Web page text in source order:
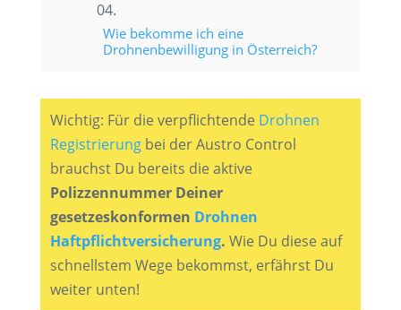
Wie bekomme ich eine
Drohnenbewilligung in Österreich?
Wichtig: Für die verpflichtende Drohnen
Registrierungbei der Austro Control
brauchst Du bereits die aktive
Polizzennummer Deiner
gesetzeskonformen Drohnen
Haftpflichtversicherung. Wie Du diese auf
schnellstem Wege bekommst, erfährst Du
weiter unten!